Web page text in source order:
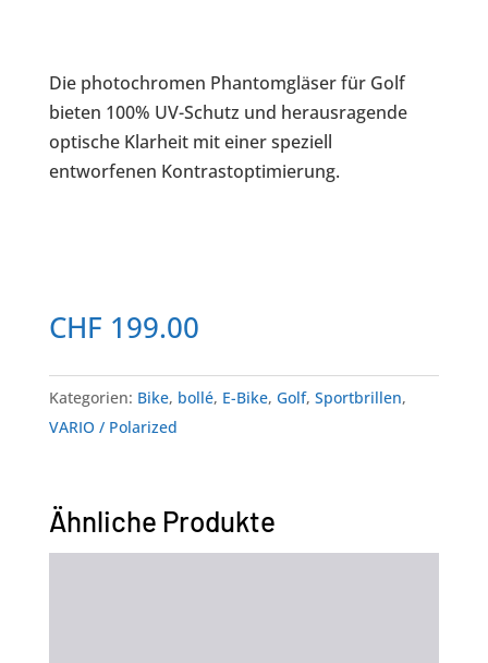
Die photochromen Phantomgläser für Golf
bieten 100% UV-Schutz und herausragende
optische Klarheit mit einer speziell
entworfenen Kontrastoptimierung.
CHF 199.00
Kategorien: Bike, bollé, E-Bike, Golf, Sportbrillen,
VARIO / Polarized
Ähnliche Produkte